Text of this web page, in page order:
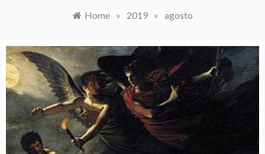
Home » 2019 » agosto